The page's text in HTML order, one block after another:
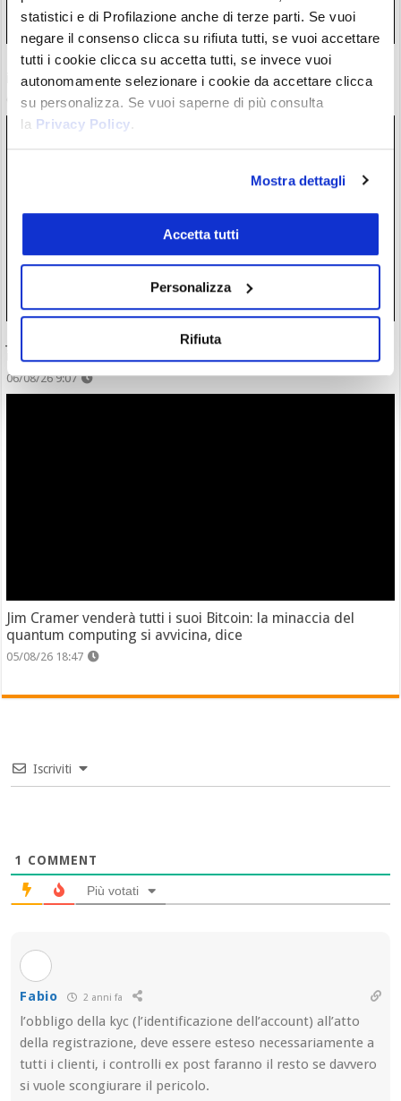
statistici e di Profilazione anche di terze parti. Se vuoi
negare il consenso clicca su rifiuta tutti, se vuoi accettare
tutti i cookie clicca su accetta tutti, se invece vuoi
autonomamente selezionare i cookie da accettare clicca
su personalizza. Se vuoi saperne di più consulta
la Privacy Policy.
Mostra dettagli
Accetta tutti
Personalizza
Rifiuta
Russia: ok a legge Bitcoin e crypto. Niente pagamenti
interni, limiti a investimenti per retail
06/08/26 11:21
Jamie Dimon di JPMorgan: il mostro invisibile che terrorizza
i mercati. Leva esagerata e…
06/08/26 9:07
Jim Cramer venderà tutti i suoi Bitcoin: la minaccia del
quantum computing si avvicina, dice
05/08/26 18:47
Iscriviti
1 COMMENT
Più votati
Fabio 2 anni fa
l’obbligo della kyc (l’identificazione dell’account) all’atto
della registrazione, deve essere esteso necessariamente a
tutti i clienti, i controlli ex post faranno il resto se davvero
si vuole scongiurare il pericolo.